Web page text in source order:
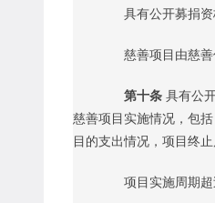
具有公开募捐资
慈善项目由慈善
第十条 具有公
慈善项目实施情况，包
目的支出情况，项目终
项目实施周期超